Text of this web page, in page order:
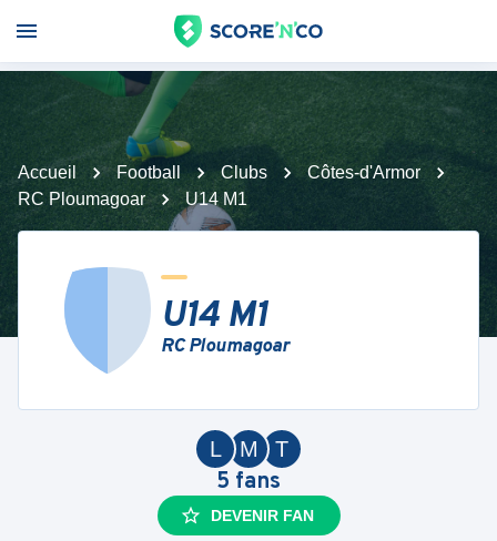
Accueil Football Clubs
Côtes-d'Armor
RC Ploumagoar
U14 M1
U14 M1
RC Ploumagoar
T
M
L
5 fans
DEVENIR FAN